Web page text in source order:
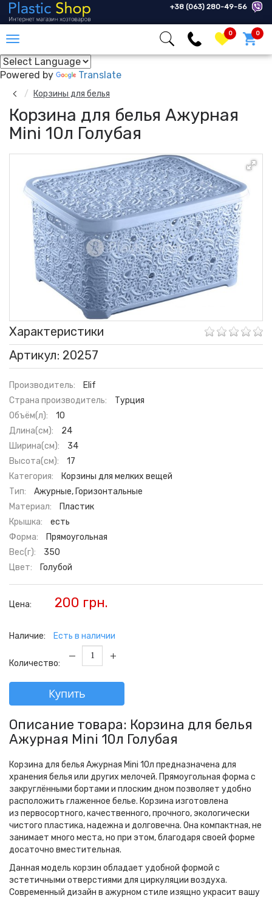
+38 (063) 280-49-56
0 0
Powered by Translate
Корзины для белья
Корзина для белья Ажурная
Mini 10л Голубая
Характеристики
Артикул: 20257
Производитель:
Elif
Страна производитель:
Турция
Объём(л):
10
Длина(см):
24
Ширина(см):
34
Высота(см):
17
Категория:
Корзины для мелких вещей
Тип:
Ажурные, Горизонтальные
Материал:
Пластик
Крышка:
есть
Форма:
Прямоугольная
Вес(г):
350
Цвет:
Голубой
Цена: 200 грн.
Наличие: Есть в наличии
Количество:
Купить
Описание товара: Корзина для белья
Ажурная Mini 10л Голубая
Корзина для белья Ажурная Mini 10л предназначена для
хранения белья или других мелочей. Прямоугольная форма с
закруглёнными бортами и плоским дном позволяет удобно
расположить глаженное белье. Корзина изготовлена
из первосортного, качественного, прочного, экологически
чистого пластика, надежна и долговечна. Она компактная, не
занимает много места, но при этом, благодаря своей форме
досаточно вместительная.
Данная модель корзин обладает удобной формой с
эстетичными отверстиями для циркуляции воздуха.
Современный дизайн в ажурном стиле изящно украсит вашу